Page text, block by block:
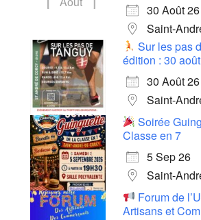
30 Août 26
Saint-
Sur les pas
édition : 30 août
30 Août 26
Saint-
Soirée
Classe en 7
5 Sep 26
Saint-
Forum de
Artisans et